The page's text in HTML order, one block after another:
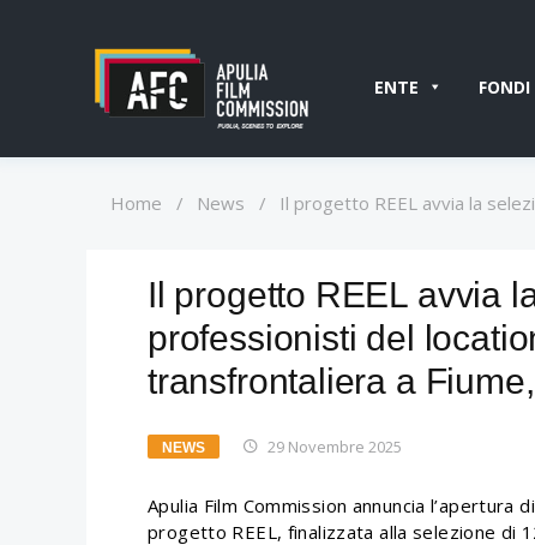
ENTE FONDI
Home / News / Il progetto REEL avvia la
Il progetto REEL avvia
professionisti del
transfrontaliera a
NEWS 29 Novembre 2025
Apulia Film Commission annuncia l’apertura
progetto REEL, finalizzata alla selezione di